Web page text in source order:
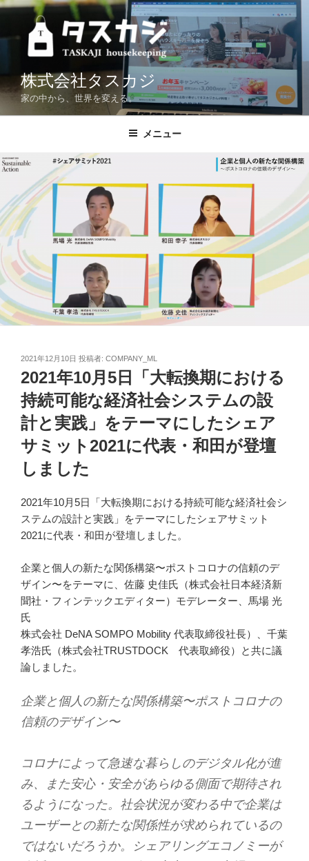
コ
テ
ツ
へ
プ
株式会社タスカジ
家の中から、世界を変える。
メニュー
投
稿
日:
2021年12月10日 投稿者: COMPANY_ML
2021年10月5日「大転換期における
持続可能な経済社会システムの設
計と実践」をテーマにしたシェア
サミット2021に代表・和田が登壇
しました
2021年10月5日「大転換期における持続可能な経済社会シ
ステムの設計と実践」をテーマにしたシェアサミット
2021に代表・和田が登壇しました。
企業と個人の新たな関係構築〜ポストコロナの信頼のデ
ザイン〜をテーマに、佐藤 史佳氏（株式会社日本経済新
聞社・フィンテックエディター）モデレーター、馬場 光
氏
株式会社 DeNA SOMPO Mobility 代表取締役社長）、千葉
孝浩氏（株式会社TRUSTDOCK 代表取締役）と共に議
論しました。
企業と個人の新たな関係構築〜ポストコロナの
信頼のデザイン〜
コロナによって急速な暮らしのデジタル化が進
み、また安心・安全があらゆる側面で期待され
るようになった。社会状況が変わる中で企業は
ユーザーとの新たな関係性が求められているの
ではないだろうか。シェアリングエコノミーが